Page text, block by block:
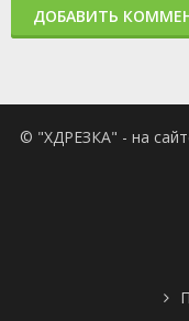
ДОБАВИТЬ
© "ХДРЕЗКА" - на